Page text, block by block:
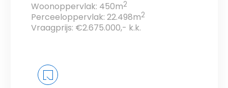
Woonoppervlak: 450m2
Perceeloppervlak: 22.498m2
Vraagprijs: €2.675.000,- k.k.